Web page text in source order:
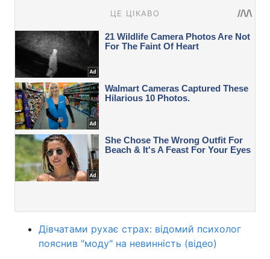
Дівчатами рухає страх: відомий психолог
пояснив "моду" на невинність (відео)